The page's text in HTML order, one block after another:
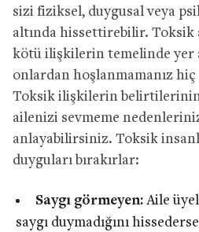
sizi fiziksel, duygusal veya
altında hissettirebilir. Toksik
kötü ilişkilerin temelinde yer
onlardan hoşlanmamanız
Toksik ilişkilerin belirtilerinin
ailenizi sevmeme
anlayabilirsiniz. Toksik
duyguları bırakırlar:
Saygı görmeyen:Aile
saygı duymadığını